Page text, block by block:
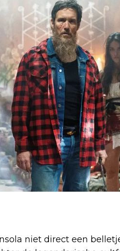
niet direct een